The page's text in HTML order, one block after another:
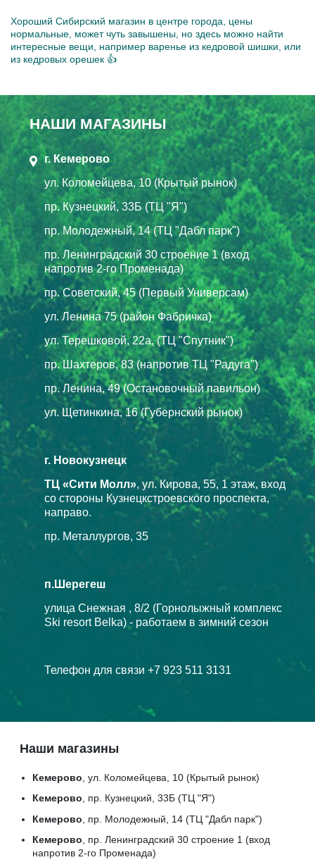
Хороший Сибирский магазин в центре города, цены
нормальные, может чуть завышены, но здесь можно найти
интересные вещи, например варенье из кедровой шишки, или
из кедровых орешек 👍
Наши магазины
Кемерово , ул. Коломейцева, 10 (Крытый рынок)
Кемерово, пр. Кузнецкий, 33Б (ТЦ "Я")
Кемерово , пр. Молодежный, 14 (ТЦ "Дабл парк")
Кемерово, пр. Ленинградский 30 строение 1 (вход
напротив 2-го Променада)
НАШИ МАГАЗИНЫ
г. Кемерово
ул. Коломейцева, 10 (Крытый рынок)
пр. Кузнецкий, 33Б (ТЦ "Я")
пр. Молодежный, 14 (ТЦ "Дабл парк")
пр. Ленинградский 30 строение 1 (вход
напротив 2-го Променада)
пр. Советский, 45 (Первый Универсам)
ул. Ленина 75 (район Фабричка)
ул. Терешковой, 22а, (ТЦ "Спутник")
пр. Шахтеров, 83 (напротив ТЦ "Радуга")
пр. Ленина, 49 (Остановочный павильон)
ул. Щетинкина, 16 (Губернский рынок)
г. Новокузнецк
ТЦ «Сити Молл», ул. Кирова, 55, 1 этаж, вход
со стороны Кузнецкстроевского проспекта,
направо.
пр. Металлургов, 35
п.Шерегеш
улица Снежная , 8/2 (Горнолыжный комплекс
Ski resort Belka) - работаем в зимний сезон
Телефон для связи +7 923 511 3131